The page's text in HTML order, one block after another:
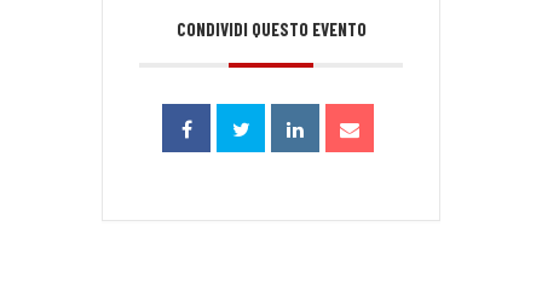
CONDIVIDI QUESTO EVENTO